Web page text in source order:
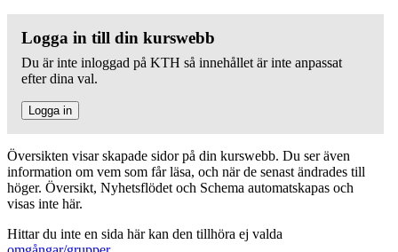
Logga in till din kurswebb
Du är inte inloggad på KTH så innehållet är inte anpassat
efter dina val.
Logga in
Översikten visar skapade sidor på din kurswebb. Du ser även
information om vem som får läsa, och när de senast ändrades till
höger. Översikt, Nyhetsflödet och Schema automatskapas och
visas inte här.
Hittar du inte en sida här kan den tillhöra ej valda